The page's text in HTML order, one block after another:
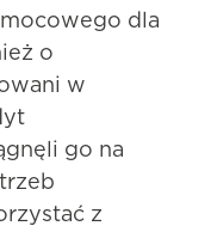
dla
o
w
go na
z